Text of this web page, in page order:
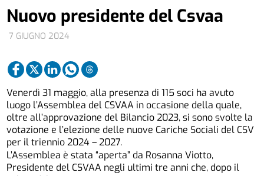
7 GIUGNO 2024
Nuovo presidente del Csvaa
Venerdì 31 maggio, alla presenza di 115 soci ha avuto
luogo l’Assemblea del CSVAA in occasione della quale,
oltre all’approvazione del Bilancio 2023, si sono svolte la
votazione e l’elezione delle nuove Cariche Sociali del CSV
per il triennio 2024 – 2027.
L’Assemblea è stata “aperta” da Rosanna Viotto,
Presidente del CSVAA negli ultimi tre anni che, dopo il